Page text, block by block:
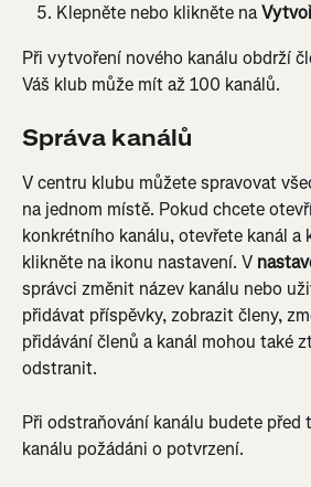
Klepněte nebo klikněte na
Při vytvoření nového kanálu obdrží
Váš klub může mít až 100 kanálů.
Správa kanálů
V centru klubu můžete spravovat
na jednom místě. Pokud chcete
konkrétního kanálu, otevřete kanál a
klikněte na ikonu nastavení. V
správci změnit název kanálu nebo
přidávat příspěvky, zobrazit členy,
přidávání členů a kanál mohou také
odstranit.
Při odstraňování kanálu budete před
kanálu požádáni o potvrzení.